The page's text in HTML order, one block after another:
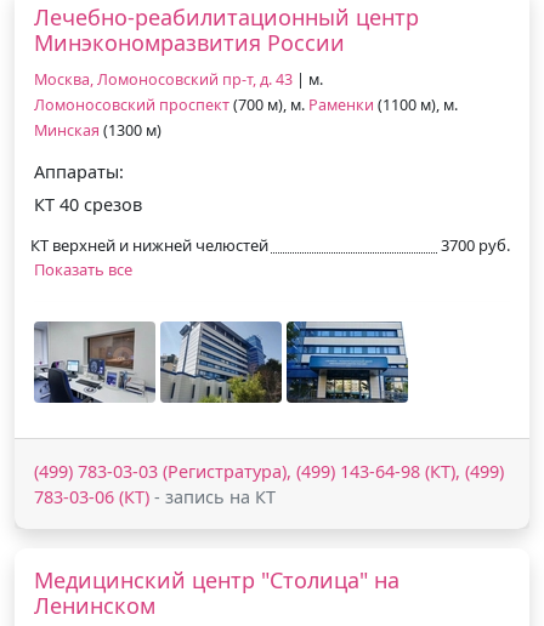
Лечебно-реабилитационный центр
Минэкономразвития России
Москва, Ломоносовский пр-т, д. 43 | м.
Ломоносовский проспект(700 м), м. Раменки (1100 м), м.
Минская (1300 м)
Аппараты:
КТ 40 срезов
КТ верхней и нижней челюстей
3700 руб.
Показать все
(499) 783-03-03 (Регистратура), (499) 143-64-98 (КТ), (499)
783-03-06 (КТ) - запись на КТ
Медицинский центр "Столица" на
Ленинском